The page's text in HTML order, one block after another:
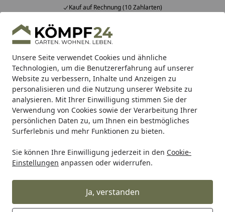
Unsere Seite verwendet Cookies und ähnliche
Technologien, um die Benutzererfahrung auf unserer
Website zu verbessern, Inhalte und Anzeigen zu
personalisieren und die Nutzung unserer Website zu
analysieren. Mit Ihrer Einwilligung stimmen Sie der
Verwendung von Cookies sowie der Verarbeitung Ihrer
persönlichen Daten zu, um Ihnen ein bestmögliches
Surferlebnis und mehr Funktionen zu bieten.
Sie können Ihre Einwilligung jederzeit in den Cookie-
Einstellungen anpassen oder widerrufen.
Ja, verstanden
Fachberatung & individuelle Angebote
Alle Produkte
Mein Konto
Suchen
Startseite
Marken Badeko Edelrost-Deko
Badeko Edelrost-Deko
Ihre Artikelübersicht
Kategorien
Filter / Sortierung
143 Artikel gefunden